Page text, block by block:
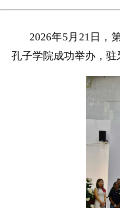
2026年5月21日，
孔子学院成功举办，